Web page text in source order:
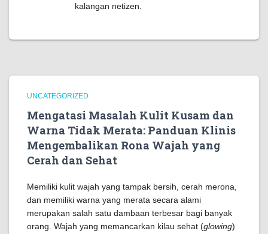
kalangan netizen.
UNCATEGORIZED
Mengatasi Masalah Kulit Kusam dan
Warna Tidak Merata: Panduan Klinis
Mengembalikan Rona Wajah yang
Cerah dan Sehat
Memiliki kulit wajah yang tampak bersih, cerah merona,
dan memiliki warna yang merata secara alami
merupakan salah satu dambaan terbesar bagi banyak
orang. Wajah yang memancarkan kilau sehat (glowing)